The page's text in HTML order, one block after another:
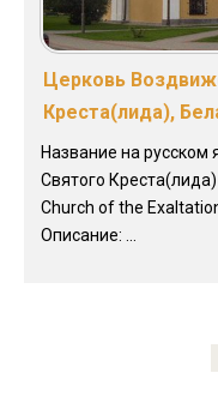
Церковь
Креста(лида),
Название на
Святого
Church of the
Описание: ...